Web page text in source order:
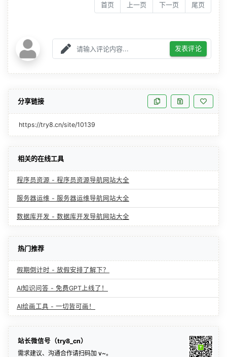
首页 上一页 下一页 尾页
发表评论
分享链接
https://try8.cn/site/10139
相关的在线工具
程序员资源 - 程序员资源导航网站大全
服务器运维 - 服务器运维导航网站大全
数据库开发 - 数据库开发导航网站大全
热门推荐
假期倒计时 - 放假安排了解下？
AI知识问答 - 免费GPT上线了！
AI绘画工具 - 一切皆可画！
站长微信号（try8_cn）
需求建议、沟通合作请扫码加 v~。